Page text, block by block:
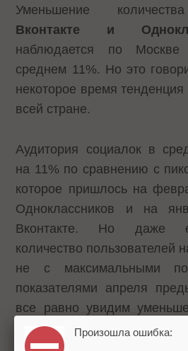
Уменьшение
Вконтакте и
наблюдается по
среднем 11%. Но это
некоторое время тенденция
всей стране.
Аудитория социалок в
на 11% по сравнению с
которое пришлось на
Одноклассников и на
Вконтакте. Но даже
количество пользователей
не с максимальными
показателями апреля
все равно увидим
11% у Одноклассников.
Произошла ошибка: